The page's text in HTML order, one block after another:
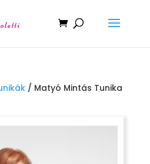
/ Matyó Mintás Tunika